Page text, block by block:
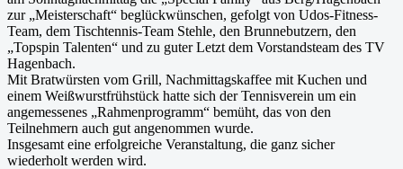
zur „Meisterschaft“ beglückwünschen, gefolgt von Udos-Fitness-
Team, dem Tischtennis-Team Stehle, den Brunnebutzern, den
„Topspin Talenten“ und zu guter Letzt dem Vorstandsteam des TV
Hagenbach.
Mit Bratwürsten vom Grill, Nachmittagskaffee mit Kuchen und
einem Weißwurstfrühstück hatte sich der Tennisverein um ein
angemessenes „Rahmenprogramm“ bemüht, das von den
Teilnehmern auch gut angenommen wurde.
Insgesamt eine erfolgreiche Veranstaltung, die ganz sicher
wiederholt werden wird.